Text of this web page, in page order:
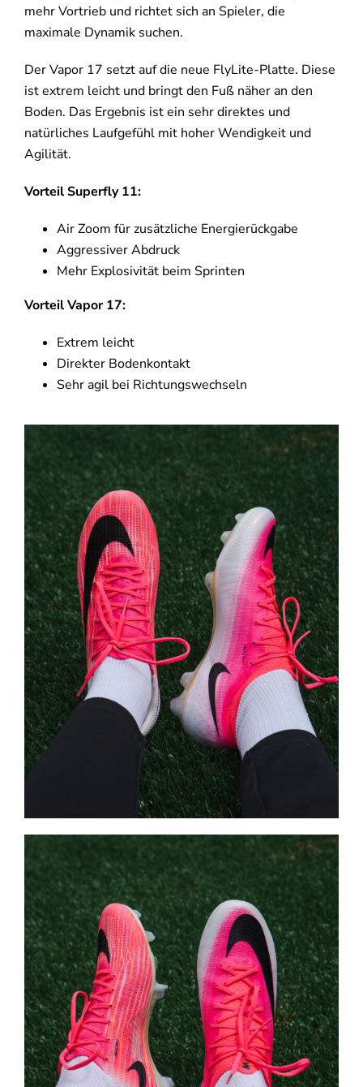
mehr Vortrieb und richtet sich an Spieler, die
maximale Dynamik suchen.
Der Vapor 17 setzt auf die neue FlyLite-Platte. Diese
ist extrem leicht und bringt den Fuß näher an den
Boden. Das Ergebnis ist ein sehr direktes und
natürliches Laufgefühl mit hoher Wendigkeit und
Agilität.
Vorteil Superfly 11:
Air Zoom für zusätzliche Energierückgabe
Aggressiver Abdruck
Mehr Explosivität beim Sprinten
Vorteil Vapor 17:
Extrem leicht
Direkter Bodenkontakt
Sehr agil bei Richtungswechseln